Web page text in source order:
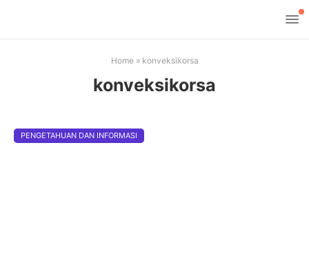
Home» konveksikorsa
konveksikorsa
PENGETAHUAN DAN INFORMASI